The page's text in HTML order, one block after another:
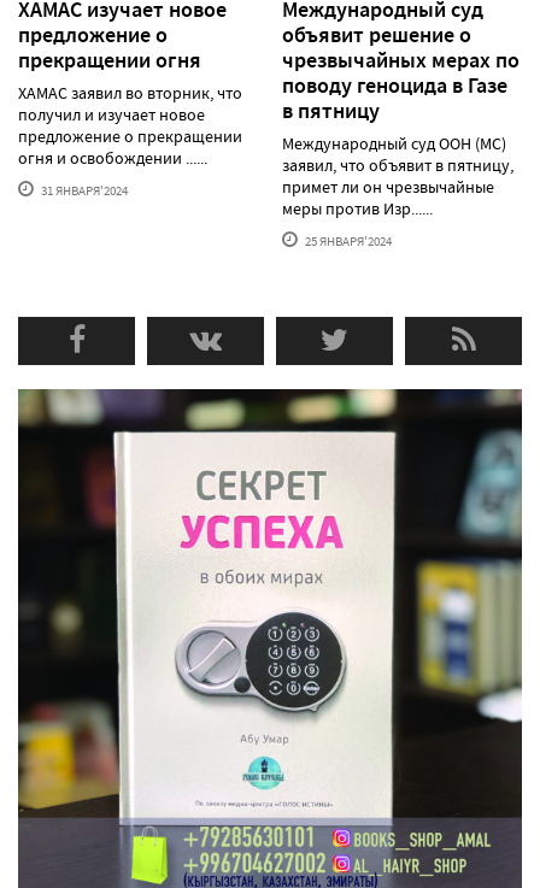
ХАМАС изучает новое
предложение о
прекращении огня
ХАМАС заявил во вторник, что
получил и изучает новое
предложение о прекращении
огня и освобождении ......
31 ЯНВАРЯ'2024
Международный суд
объявит решение о
чрезвычайных мерах по
поводу геноцида в Газе
в пятницу
Международный суд ООН (МС)
заявил, что объявит в пятницу,
примет ли он чрезвычайные
меры против Изр......
25 ЯНВАРЯ'2024